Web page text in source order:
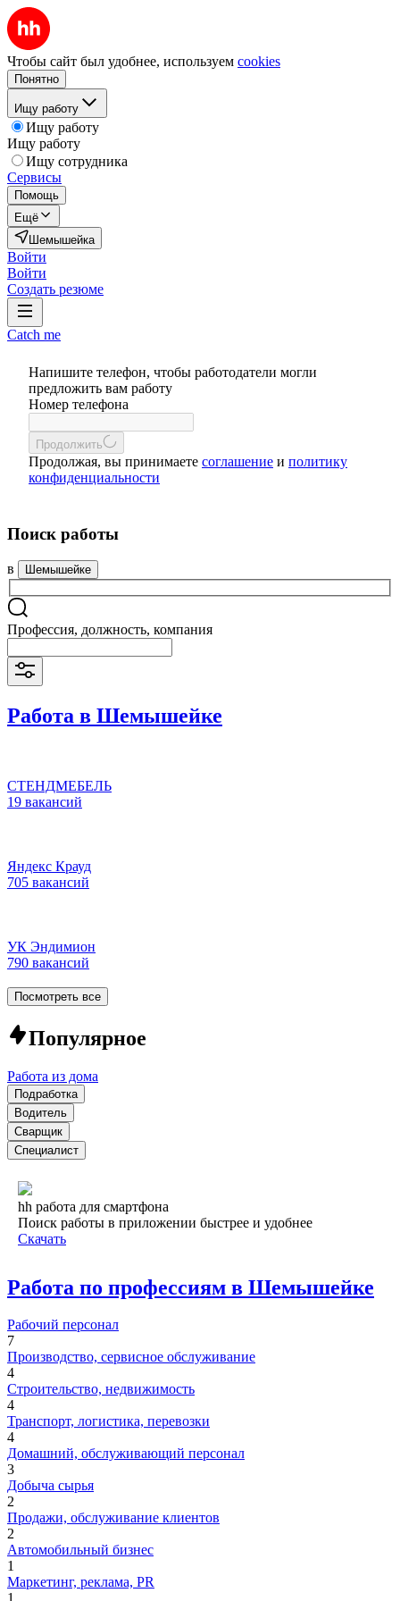
Чтобы сайт был удобнее, используем cookies
Понятно
Ищу работу
Ищу работу
Ищу работу
Ищу сотрудника
Сервисы
Помощь
Ещё
Шемышейка
Войти
Войти
Создать резюме
Catch me
Напишите телефон, чтобы работодатели могли
предложить вам работу
Номер телефона
Продолжить
Продолжая, вы принимаете соглашение и политику
конфиденциальности
Поиск работы
в Шемышейке
Профессия, должность, компания
Работа в Шемышейке
СТЕНДМЕБЕЛЬ
19 вакансий
Яндекс Крауд
705 вакансий
УК Эндимион
790 вакансий
Посмотреть все
Популярное
Работа из дома
Подработка
Водитель
Сварщик
Специалист
hh работа для смартфона
Поиск работы в приложении быстрее и удобнее
Скачать
Работа по профессиям в Шемышейке
Рабочий персонал
7
Производство, сервисное обслуживание
4
Строительство, недвижимость
4
Транспорт, логистика, перевозки
4
Домашний, обслуживающий персонал
3
Добыча сырья
2
Продажи, обслуживание клиентов
2
Автомобильный бизнес
1
Маркетинг, реклама, PR